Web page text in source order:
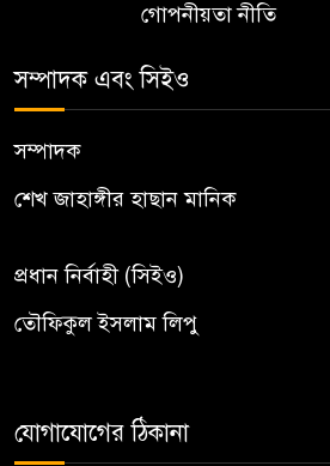
গোপনীয়তা নীতি
সম্পাদক এবং সিইও
সম্পাদক
শেখ জাহাঙ্গীর হাছান মানিক
প্রধান নির্বাহী (সিইও)
তৌফিকুল ইসলাম লিপু
যোগাযোগের ঠিকানা